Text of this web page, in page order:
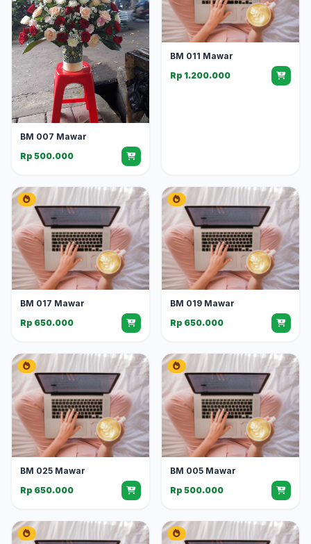
BM 007 Mawar
Rp 500.000
BM 011 Mawar
Rp 1.200.000
BM 017 Mawar
Rp 650.000
BM 019 Mawar
Rp 650.000
BM 025 Mawar
Rp 650.000
BM 005 Mawar
Rp 500.000